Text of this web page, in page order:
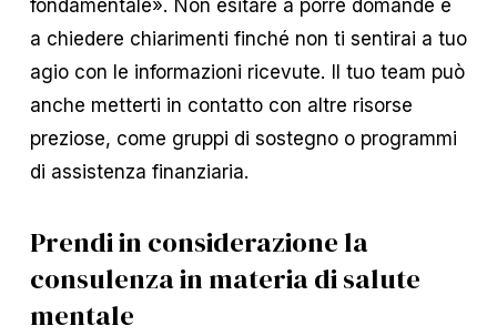
fondamentale». Non esitare a porre domande e
a chiedere chiarimenti finché non ti sentirai a tuo
agio con le informazioni ricevute. Il tuo team può
anche metterti in contatto con altre risorse
preziose, come gruppi di sostegno o programmi
di assistenza finanziaria.
Prendi in considerazione la
consulenza in materia di salute
mentale